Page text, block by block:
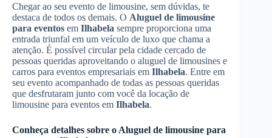
Chegar ao seu evento de limousine, sem dúvidas, te
destaca de todos os demais. O Aluguel de limousine
para eventos em Ilhabela sempre proporciona uma
entrada triunfal em um veículo de luxo que chama a
atenção. É possível circular pela cidade cercado de
pessoas queridas aproveitando o aluguel de limousines e
carros para eventos empresariais em Ilhabela. Entre em
seu evento acompanhado de todas as pessoas queridas
que desfrutaram junto com você da locação de
limousine para eventos em Ilhabela.
Conheça detalhes sobre o Aluguel de limousine para